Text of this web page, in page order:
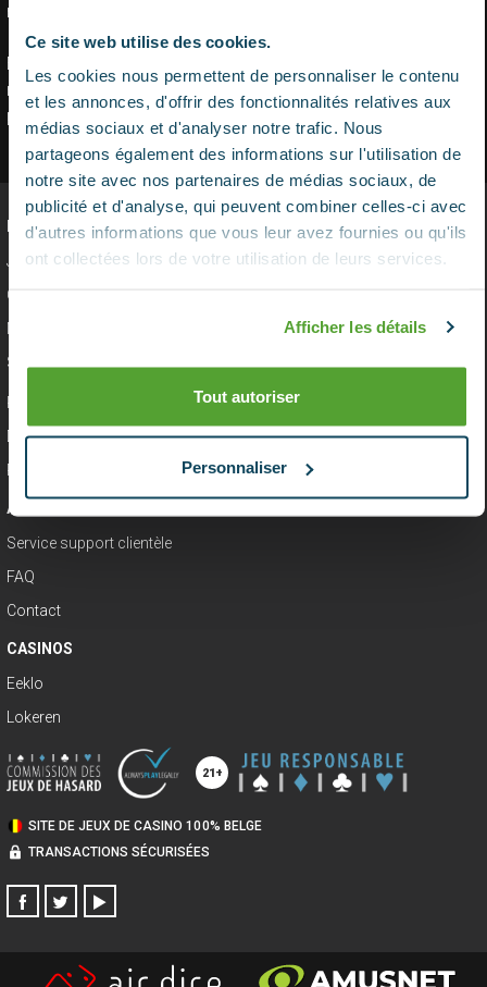
Ce site web utilise des cookies.
Les cookies nous permettent de personnaliser le contenu
et les annonces, d'offrir des fonctionnalités relatives aux
médias sociaux et d'analyser notre trafic. Nous
partageons également des informations sur l'utilisation de
notre site avec nos partenaires de médias sociaux, de
publicité et d'analyse, qui peuvent combiner celles-ci avec
d'autres informations que vous leur avez fournies ou qu'ils
ont collectées lors de votre utilisation de leurs services.
Afficher les détails
Tout autoriser
Personnaliser
notre site Web.
En savoir plus sur qui nous sommes, comment vous pouvez
nous contacter et comment nous traitons les données
personnelles veuillez voir notre Politique confidentialité.
LIENS UTILES
Jeu responsable
Conditions générales
Notices Légales
Sitemap
Politique de cookies
Disclaimer
Politique de confidentialité
AIDE & CONTACT
Service support clientèle
FAQ
Contact
CASINOS
Eeklo
Lokeren
SITE DE JEUX DE CASINO 100% BELGE
TRANSACTIONS SÉCURISÉES
FACEBOOK
TWITTERYOUTUBE